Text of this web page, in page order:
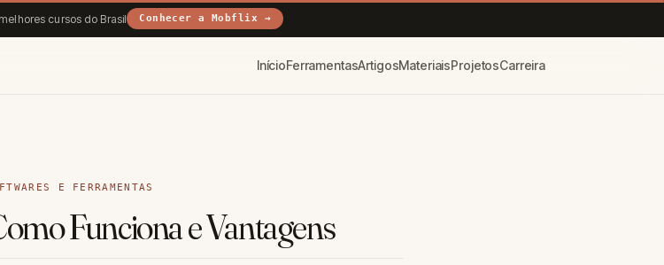
cursos do Brasil Conhecer a Mobflix →
InícioFerramentasArtigosMateriaisProjetosCarreira
E FERRAMENTAS
Funciona e Vantagens